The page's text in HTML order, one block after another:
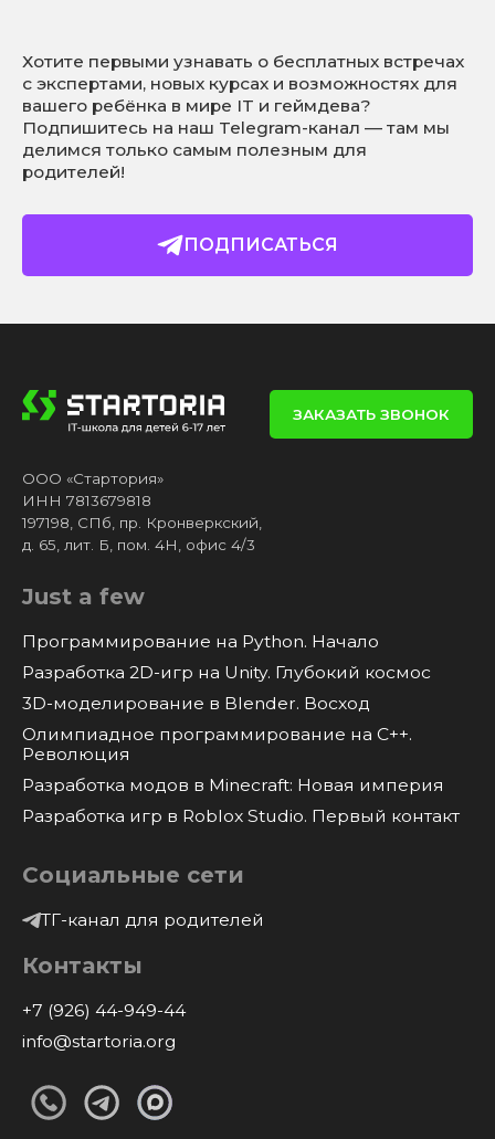
Хотите первыми узнавать о бесплатных встречах
с экспертами, новых курсах и возможностях для
вашего ребёнка в мире IT и геймдева?
Подпишитесь на наш Telegram-канал — там мы
делимся только самым полезным для
родителей!
ПОДПИСАТЬСЯ
ООО «Стартория»
ИНН 7813679818
197198, СПб, пр. Кронверкский,
д. 65, лит. Б, пом. 4Н, офис 4/3
ЗАКАЗАТЬ ЗВОНОК
Just a few
Программирование на Python. Начало
Разработка 2D-игр на Unity. Глубокий космос
3D-моделирование в Blender. Восход
Олимпиадное программирование на C++.
Революция
Разработка модов в Minecraft: Новая империя
Разработка игр в Roblox Studio. Первый контакт
Социальные сети
ТГ-канал для родителей
Контакты
+7 (926) 44-949-44
info@startoria.org